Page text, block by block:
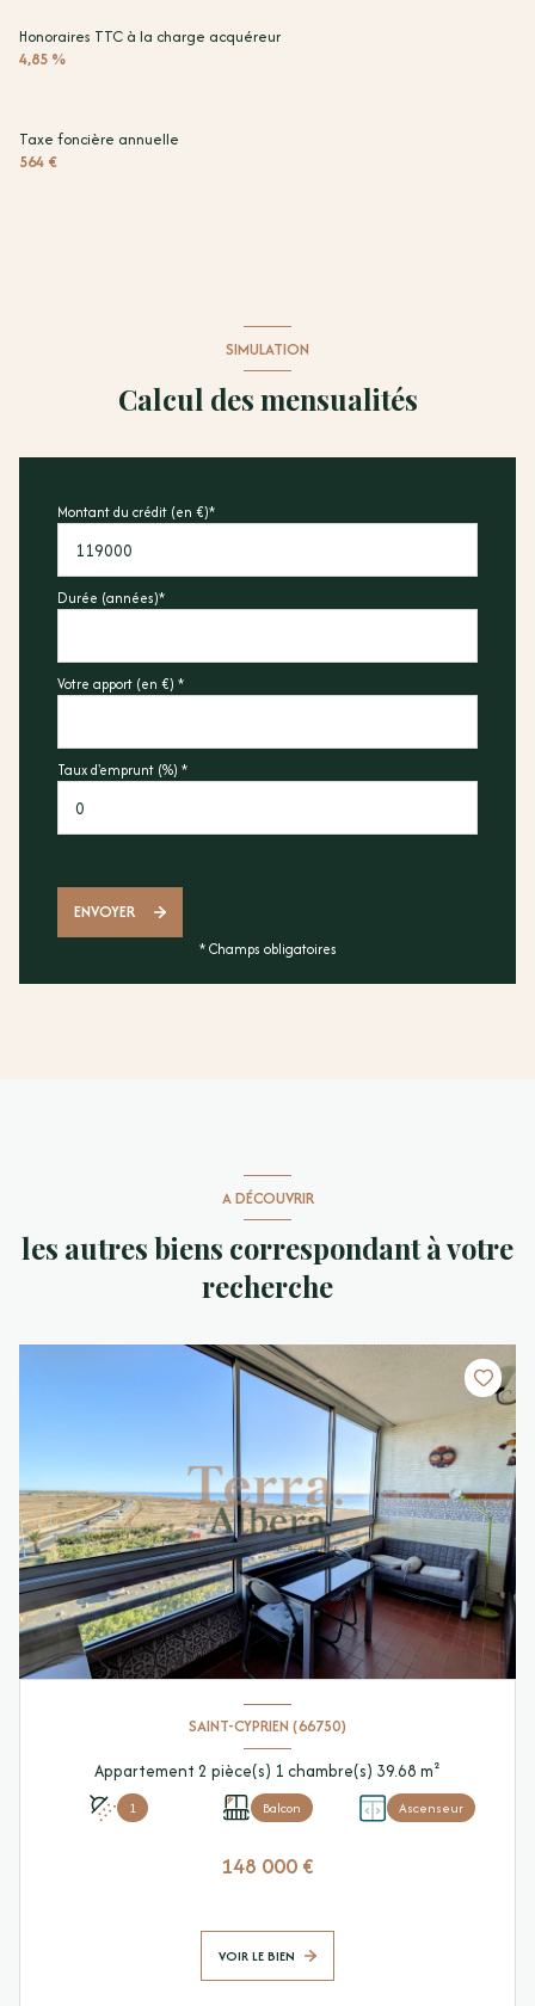
Honoraires TTC à la charge acquéreur
4,85 %
Taxe foncière annuelle
564 €
SIMULATION
Calcul des mensualités
Montant du crédit (en €)*
Durée (années)*
Votre apport (en €) *
Taux d'emprunt (%) *
ENVOYER
* Champs obligatoires
A DÉCOUVRIR
les autres biens correspondant à votre
recherche
SAINT-CYPRIEN (66750)
Appartement 2 pièce(s) 1 chambre(s) 39.68 m²
1 Balcon Ascenseur
148 000 €
VOIR LE BIEN